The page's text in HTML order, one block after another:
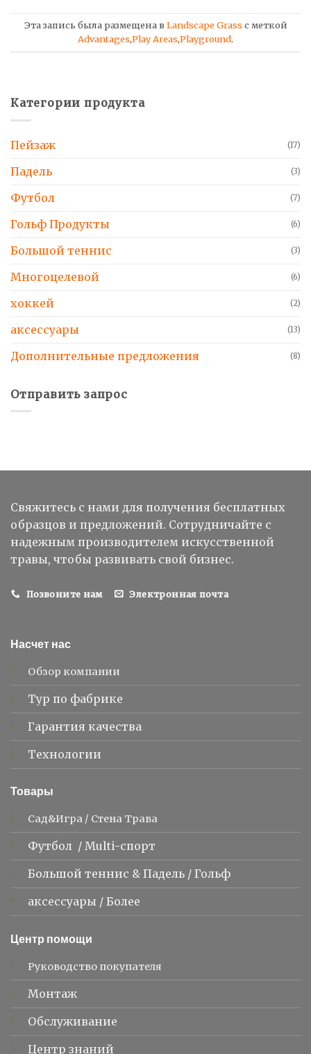
Эта запись была размещена в Landscape Grass с меткой
Advantages,Play Areas,Playground.
Категории продукта
Пейзаж (17)
Падель (3)
Футбол (7)
Гольф Продукты (6)
Большой теннис (3)
Многоцелевой (6)
хоккей (2)
аксессуары (13)
Дополнительные предложения (8)
Отправить запрос
Свяжитесь с нами для получения бесплатных
образцов и предложений. Сотрудничайте с
надежным производителем искусственной
травы, чтобы развивать свой бизнес.
Позвоните нам Электронная почта
Насчет нас
Обзор компании
Тур по фабрике
Гарантия качества
Технологии
Товары
Сад&Игра/ Стена Трава
Футбол / Multi-спорт
Большой теннис & Падель / Гольф
аксессуары / Более
Центр помощи
Руководство покупателя
Монтаж
Обслуживание
Центр знаний